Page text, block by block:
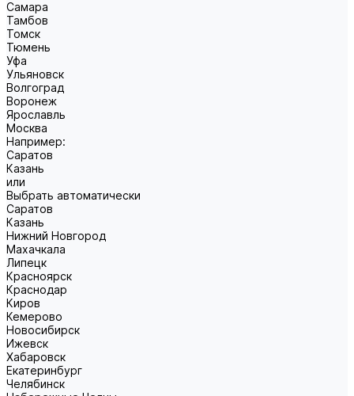
Самара
Тамбов
Томск
Тюмень
Уфа
Ульяновск
Волгоград
Воронеж
Ярославль
Москва
Например:
Саратов
Казань
или
Выбрать автоматически
Саратов
Казань
Нижний Новгород
Махачкала
Липецк
Красноярск
Краснодар
Киров
Кемерово
Новосибирск
Ижевск
Хабаровск
Екатеринбург
Челябинск